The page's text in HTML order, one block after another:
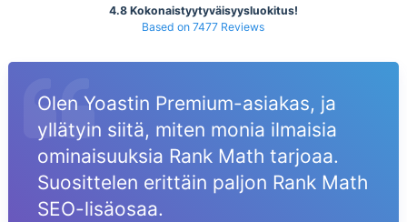
4.8 Kokonaistyytyväisyysluokitus!
Based on 7477 Reviews
Olen Yoastin Premium-asiakas, ja
yllätyin siitä, miten monia ilmaisia
ominaisuuksia Rank Math tarjoaa.
Suosittelen erittäin paljon Rank Math
SEO-lisäosaa.